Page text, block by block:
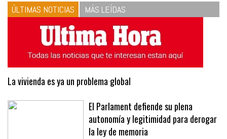
ÚLTIMAS NOTICIAS MÁS LEÍDAS
La vivienda es ya un problema global
El Parlament defiende su plena
autonomía y legitimidad para derogar
la ley de memoria